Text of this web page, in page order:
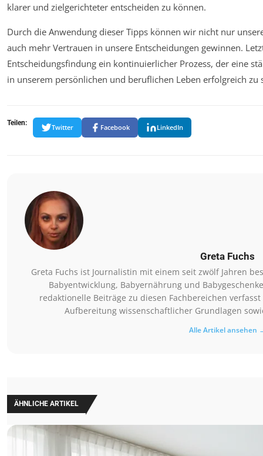
klarer und zielgerichteter entscheiden zu können.
Durch die Anwendung dieser Tipps können wir nicht nur
auch mehr Vertrauen in unsere Entscheidungen gewinnen.
Entscheidungsfindung ein kontinuierlicher Prozess, der eine
in unserem persönlichen und beruflichen Leben erfolgreich zu
Teilen:
Twitter Facebook LinkedIn
Greta Fuchs
Greta Fuchs ist Journalistin mit einem seit zwölf Jahren
Babyentwicklung, Babyernährung und
redaktionelle Beiträge zu diesen Fachbereichen
Aufbereitung wissenschaftlicher Grundlagen
Alle Artikel ansehen
ÄHNLICHE ARTIKEL